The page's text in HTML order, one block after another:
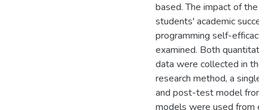
based. The impact of the
students' academic
programming self-efficacy
examined. Both
data were collected in the
research method, a single
and post-test model from
models were used from